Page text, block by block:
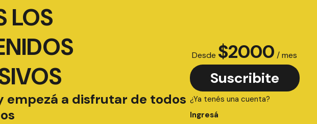
LOS
empezá a disfrutar de todos
Desde $2000 / mes
Suscribite
¿Ya tenés una cuenta?
Ingresá